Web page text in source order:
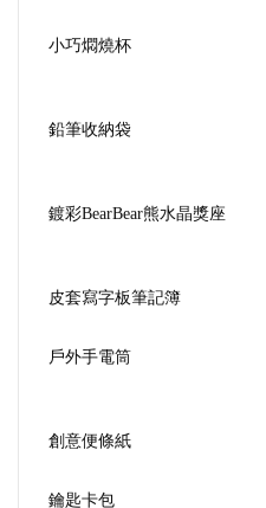
小巧燜燒杯
鉛筆收納袋
鍍彩BearBear熊水晶獎座
皮套寫字板筆記簿
戶外手電筒
創意便條紙
鑰匙卡包